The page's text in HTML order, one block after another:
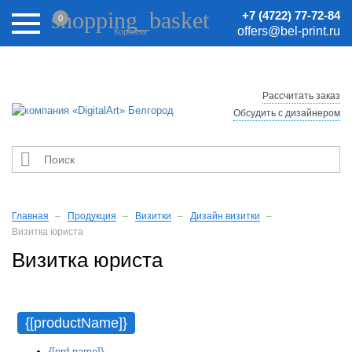
Внимание! Цены на сайте могут быть неактуальными.
Актуальные цены уточняйте у менеджеров.
+7 (4722) 77-72-84
offers@bel-print.ru
shopping_basket
Корзина
0

Рассчитать заказ
Обсудить с дизайнером
Главная Продукция Визитки
Дизайн визитки
Визитка юриста
Визитка юриста
{[productName]}